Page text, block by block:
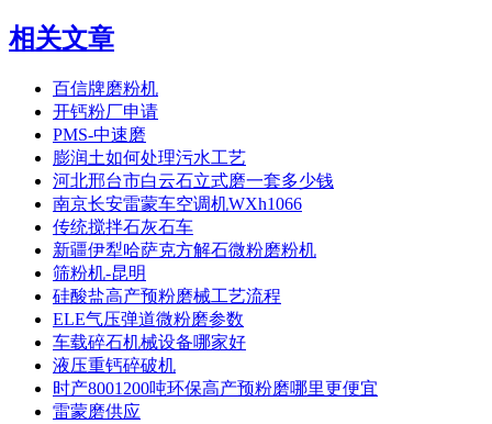
相关文章
百信牌磨粉机
开钙粉厂申请
PMS-中速磨
膨润土如何处理污水工艺
河北邢台市白云石立式磨一套多少钱
南京长安雷蒙车空调机WXh1066
传统搅拌石灰石车
新疆伊犁哈萨克方解石微粉磨粉机
筛粉机-昆明
硅酸盐高产预粉磨械工艺流程
ELE气压弹道微粉磨参数
车载碎石机械设备哪家好
液压重钙碎破机
时产8001200吨环保高产预粉磨哪里更便宜
雷蒙磨供应